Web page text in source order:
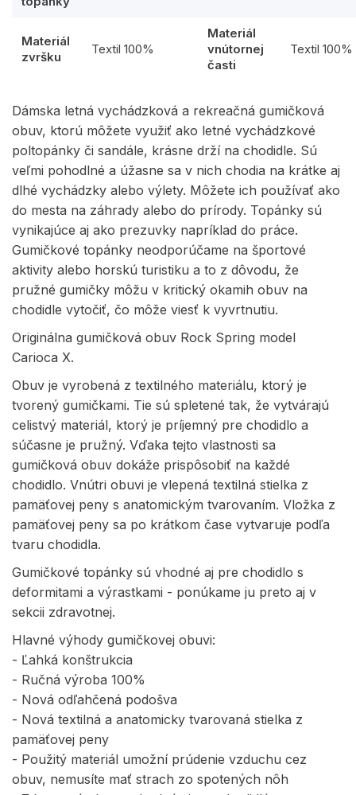
Materiál
zvršku
Textil 100%
Materiál
vnútornej
časti
Textil 100%
Dámska letná vychádzková a rekreačná gumičková
obuv, ktorú môžete využiť ako letné vychádzkové
poltopánky či sandále, krásne drží na chodidle. Sú
veľmi pohodlné a úžasne sa v nich chodia na krátke aj
dlhé vychádzky alebo výlety. Môžete ich používať ako
do mesta na záhrady alebo do prírody. Topánky sú
vynikajúce aj ako prezuvky napríklad do práce.
Gumičkové topánky neodporúčame na športové
aktivity alebo horskú turistiku a to z dôvodu, že
pružné gumičky môžu v kritický okamih obuv na
chodidle vytočiť, čo môže viesť k vyvrtnutiu.
Originálna gumičková obuv Rock Spring model
Carioca X.
Obuv je vyrobená z textilného materiálu, ktorý je
tvorený gumičkami. Tie sú spletené tak, že vytvárajú
celistvý materiál, ktorý je príjemný pre chodidlo a
súčasne je pružný. Vďaka tejto vlastnosti sa
gumičková obuv dokáže prispôsobiť na každé
chodidlo. Vnútri obuvi je vlepená textilná stielka z
pamäťovej peny s anatomickým tvarovaním. Vložka z
pamäťovej peny sa po krátkom čase vytvaruje podľa
tvaru chodidla.
Gumičkové topánky sú vhodné aj pre chodidlo s
deformitami a výrastkami - ponúkame ju preto aj v
sekcii zdravotnej.
Hlavné výhody gumičkovej obuvi:
- Ľahká konštrukcia
- Ručná výroba 100%
- Nová odľahčená podošva
- Nová textilná a anatomicky tvarovaná stielka z
pamäťovej peny
- Použitý materiál umožní prúdenie vzduchu cez
obuv, nemusíte mať strach zo spotených nôh